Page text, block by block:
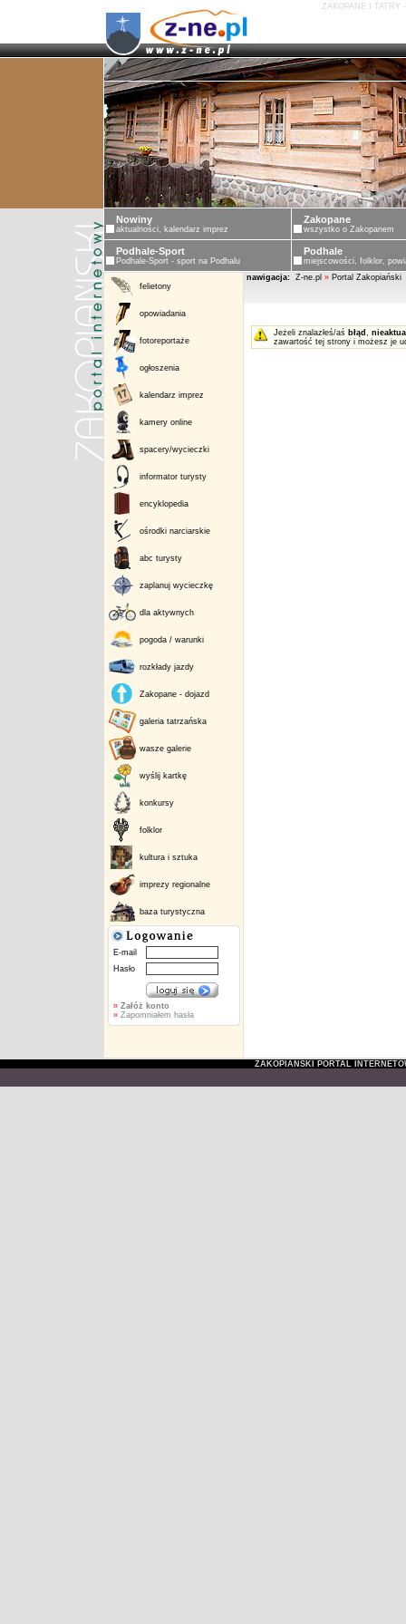
ZAKOPANE I TATRY
Nowiny
aktualności, kalendarz imprez
Zakopane
wszystko o Zakopanem
Podhale-Sport
Podhale-Sport - sport na Podhalu
Podhale
miejscowości, folklor,
felietony
opowiadania
fotoreportaże
ogłoszenia
kalendarz imprez
kamery online
spacery/wycieczki
informator turysty
encyklopedia
ośrodki narciarskie
abc turysty
zaplanuj wycieczkę
dla aktywnych
pogoda / warunki
rozkłady jazdy
Zakopane - dojazd
galeria tatrzańska
wasze galerie
wyślij kartkę
konkursy
folklor
kultura i sztuka
imprezy regionalne
baza turystyczna
E-mail
Hasło
» Załóż konto
»Zapomniałem hasła
nawigacja: Z-ne.pl » Portal Zakopiański
Jeżeli znalazłeś/aś błąd ,
zawartość tej strony i możesz je
ZAKOPIAŃSKI PORTAL